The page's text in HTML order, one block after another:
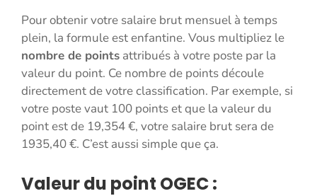
Pour obtenir votre salaire brut mensuel à temps
plein, la formule est enfantine. Vous multipliez le
nombre de points attribués à votre poste par la
valeur du point. Ce nombre de points découle
directement de votre classification. Par exemple, si
votre poste vaut 100 points et que la valeur du
point est de 19,354 €, votre salaire brut sera de
1935,40 €. C’est aussi simple que ça.
Valeur du point OGEC :